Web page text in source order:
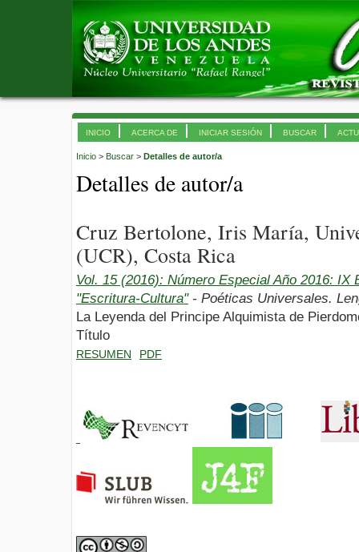
INICIO ACERCA DE INICIAR SESIÓN BUSCAR
Inicio > Buscar > Detalles de autor/a
Detalles de autor/a
Cruz Bertolone, Iris María,
(UCR), Costa Rica
Vol. 15 (2016): Número Especial Año 2016: IX
"Escritura-Cultura"- Poéticas Universales.
La Leyenda del Principe Alquimista de
Título
RESUMEN PDF